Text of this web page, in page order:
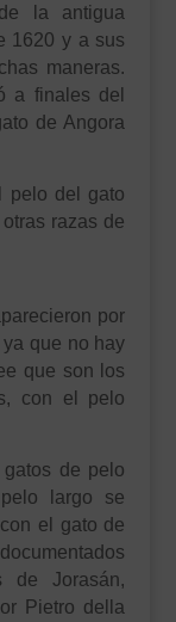
la antigua
1620 y a sus
maneras.
a finales del
de Angora
pelo del gato
razas de
por
que no hay
que son los
con el pelo
de pelo
largo se
el gato de
de Jorasán,
Pietro della